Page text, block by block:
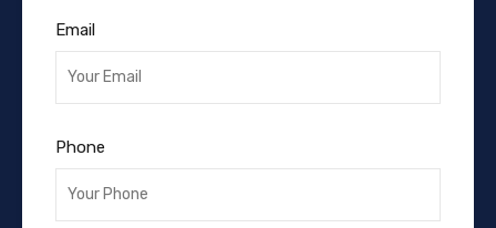
Email
Phone